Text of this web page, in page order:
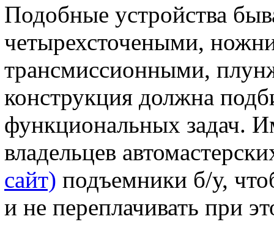
Подобные устройства
четырехсточеными,
трансмиссионными,
конструкция должна
функциональных задач.
владельцев
сайт) подъемники б/у,
и не переплачивать при